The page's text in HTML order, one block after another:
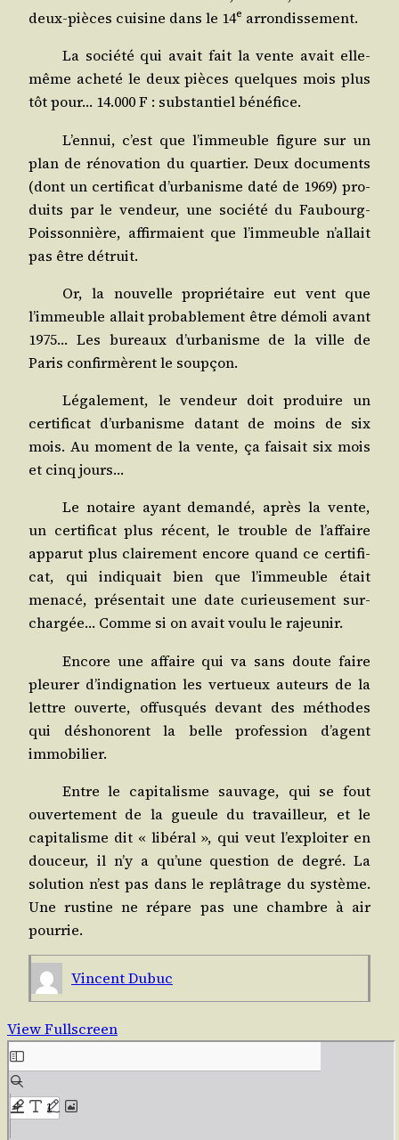
deux-pièces cui­sine dans le 14e arrondissement.
La socié­té qui avait fait la vente avait elle-
même ache­té le deux pièces quelques mois plus
tôt pour… 14.000 F : sub­stan­tiel bénéfice.
L’ennui, c’est que l’immeuble figure sur un
plan de réno­va­tion du quar­tier. Deux docu­ments
(dont un cer­ti­fi­cat d’urbanisme daté de 1969) pro­
duits par le ven­deur, une socié­té du Fau­bourg-
Pois­son­nière, affir­maient que l’immeuble n’allait
pas être détruit.
Or, la nou­velle pro­prié­taire eut vent que
l’immeuble allait pro­ba­ble­ment être démo­li avant
1975… Les bureaux d’urbanisme de la ville de
Paris confir­mèrent le soupçon.
Léga­le­ment, le ven­deur doit pro­duire un
cer­ti­fi­cat d’urbanisme datant de moins de six
mois. Au moment de la vente, ça fai­sait six mois
et cinq jours…
Le notaire ayant deman­dé, après la vente,
un cer­ti­fi­cat plus récent, le trouble de l’affaire
appa­rut plus clai­re­ment encore quand ce cer­ti­fi­
cat, qui indi­quait bien que l’immeuble était
mena­cé, pré­sen­tait une date curieu­se­ment sur­
char­gée… Comme si on avait vou­lu le rajeunir.
Encore une affaire qui va sans doute faire
pleu­rer d’indignation les ver­tueux auteurs de la
lettre ouverte, offus­qués devant des méthodes
qui désho­norent la belle pro­fes­sion d’agent
immobilier.
Entre le capi­ta­lisme sau­vage, qui se fout
ouver­te­ment de la gueule du tra­vailleur, et le
capi­ta­lisme dit « libé­ral », qui veut l’exploiter en
dou­ceur, il n’y a qu’une ques­tion de degré. La
solu­tion n’est pas dans le replâ­trage du sys­tème.
Une rus­tine ne répare pas une chambre à air
pourrie.
Vincent Dubuc
View Fullscreen